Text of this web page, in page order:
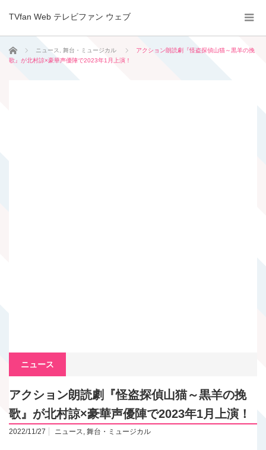
TVfan Web テレビファン ウェブ
ホーム ニュース 舞台・ミュージカル
アクション朗読劇『怪盗探偵山猫～黒羊の挽
歌』が北村諒×豪華声優陣で2023年1月上演！
ニュース
アクション朗読劇『怪盗探偵山猫～黒羊の挽
歌』が北村諒×豪華声優陣で2023年1月上演！
2022/11/27 ニュース, 舞台・ミュージカル